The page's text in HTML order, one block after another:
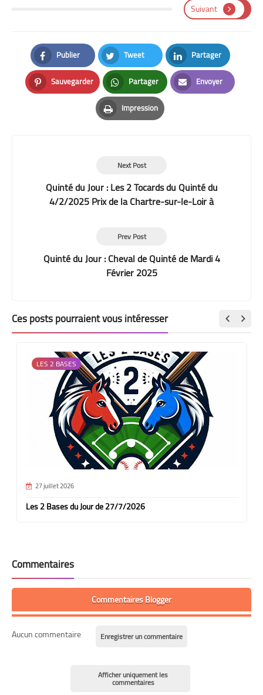
Suivant
Publier
Facebook
Tweet
Twitter
Partager
LinkedIn
Sauvegarder
Pinterest
Partager
Whatsapp
Envoyer
Email
Impression
Print
Next Post
Quinté du Jour : Les 2 Tocards du Quinté du
4/2/2025 Prix de la Chartre-sur-le-Loir à
Prev Post
Quinté du Jour : Cheval de Quinté de Mardi 4
Février 2025
Ces posts pourraient vous intéresser
LES 2 BASES
27 juillet 2026
Les 2 Bases du Jour de 27/7/2026
Commentaires
Commentaires Blogger
Aucun commentaire Enregistrer un commentaire
Afficher uniquement les
commentaires